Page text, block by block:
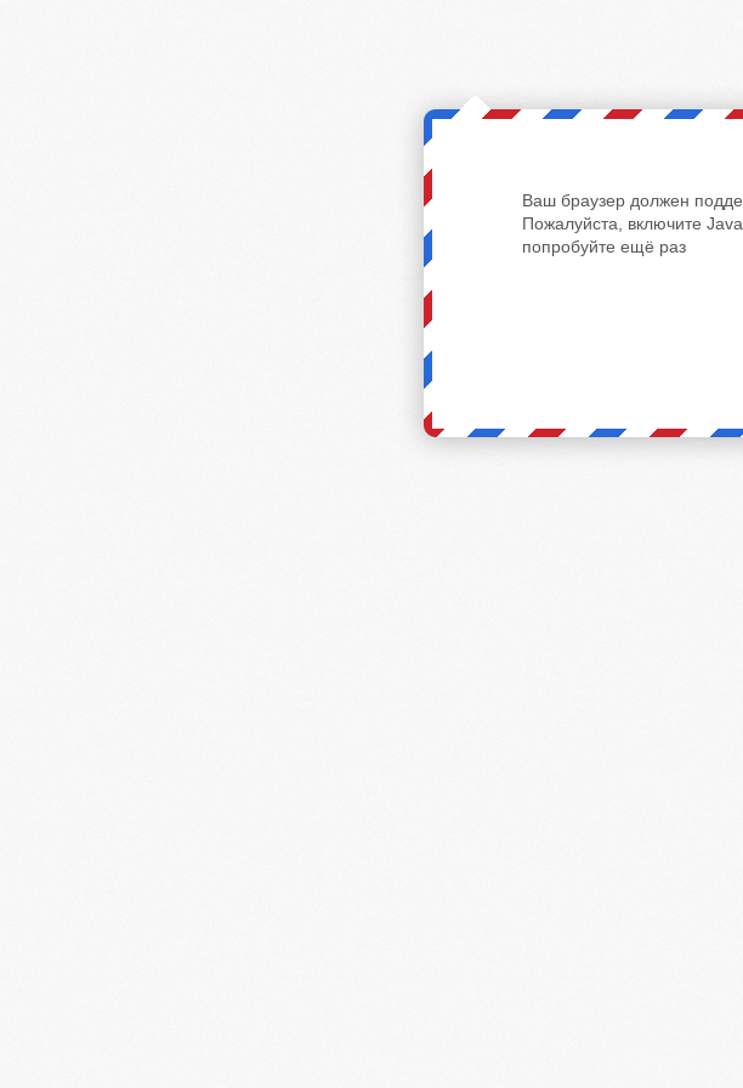
Ваш браузер должен
Пожалуйста, включите
попробуйте ещё раз